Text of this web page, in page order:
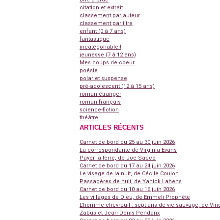
citation et extrait
classement par auteur
classement par titre
enfant (0 à 7 ans)
fantastique
incatégoriable!!
jeunesse (7 à 12 ans)
Mes coups de coeur
poésie
polar et suspense
pré-adolescent (12 à 15 ans)
roman étranger
roman français
science-fiction
théâtre
ARTICLES RÉCENTS
Carnet de bord du 25 au 30 juin 2026
La correspondante de Virginia Evans
Payer la terre, de Joe Sacco
Carnet de bord du 17 au 24 juin 2026
Le visage de la nuit, de Cécile Coulon
Passagères de nuit, de Yanick Lahens
Carnet de bord du 10 au 16 juin 2026
Les villages de Dieu, de Emmeli Prophète
L'homme-chevreuil : sept ans de vie sauvage, de
Zabus et Jean-Denis Pendanx